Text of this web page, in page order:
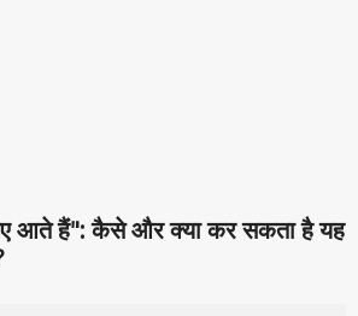
आते हैं": कैसे और क्या कर सकता है यह